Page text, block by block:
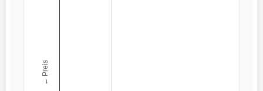
← Preis